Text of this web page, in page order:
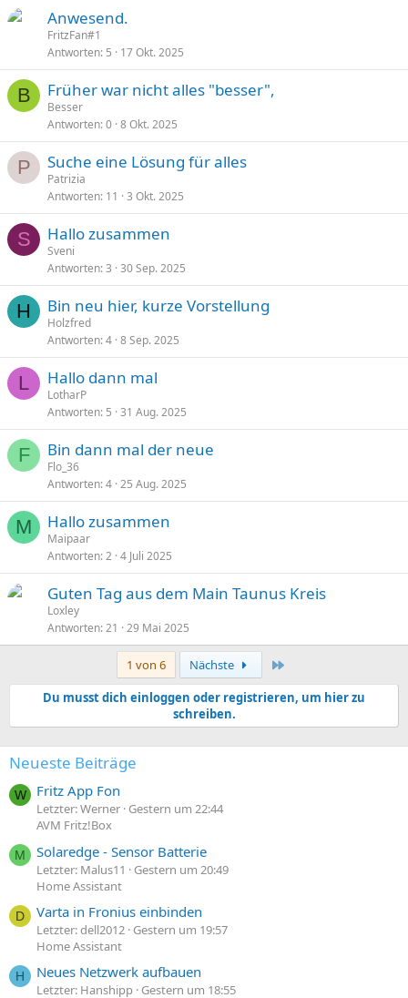
Anwesend.
FritzFan#1
Antworten 5 17 Okt. 2025
B Früher war nicht alles "besser",
Besser
Antworten 0 8 Okt. 2025
P Suche eine Lösung für alles
Patrizia
Antworten 11 3 Okt. 2025
S Hallo zusammen
Sveni
Antworten 3 30 Sep. 2025
H Bin neu hier, kurze Vorstellung
Holzfred
Antworten 4 8 Sep. 2025
L Hallo dann mal
LotharP
Antworten 5 31 Aug. 2025
F Bin dann mal der neue
Flo_36
Antworten 4 25 Aug. 2025
M Hallo zusammen
Maipaar
Antworten 2 4 Juli 2025
Guten Tag aus dem Main Taunus Kreis
Loxley
Antworten 21 29 Mai 2025
1 von 6 Nächste
Du musst dich einloggen oder registrieren, um hier zu
schreiben.
Neueste Beiträge
W Fritz App Fon
Letzter: Werner Gestern um 22:44
AVM Fritz!Box
M Solaredge - Sensor Batterie
Letzter: Malus11
Gestern um 20:49
Home Assistant
D Varta in Fronius einbinden
Letzter: dell2012 Gestern um 19:57
Home Assistant
H Neues Netzwerk aufbauen
Letzter: Hanshipp Gestern um 18:55